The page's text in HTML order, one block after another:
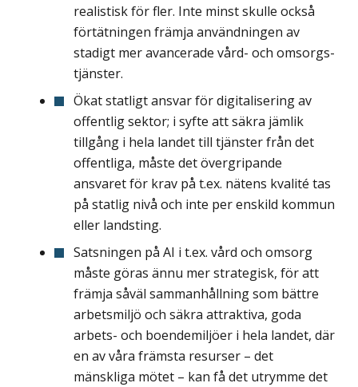
realistisk för fler. Inte minst skulle också
förtätningen främja användningen av
stadigt mer avancerade vård- och omsorgs­
tjänster.
Ökat statligt ansvar för digitalisering av
offentlig sektor; i syfte att säkra jämlik
tillgång i hela landet till tjänster från det
offentliga, måste det övergripande
ansvaret för krav på t.ex. nätens kvalité tas
på statlig nivå och inte per enskild kommun
eller landsting.
Satsningen på AI i t.ex. vård och omsorg
måste göras ännu mer strategisk, för att
främja såväl sammanhållning som bättre
arbetsmiljö och säkra attraktiva, goda
arbets- och boendemiljöer i hela landet, där
en av våra främsta resurser – det
mänskliga mötet – kan få det utrymme det